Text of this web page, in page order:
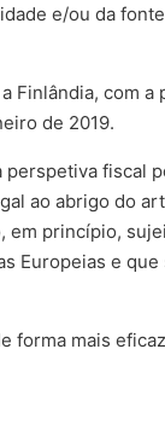
e/ou da
Finlândia, com a
de 2019.
perspetiva fiscal
ao abrigo do
em princípio,
Europeias e que
forma mais